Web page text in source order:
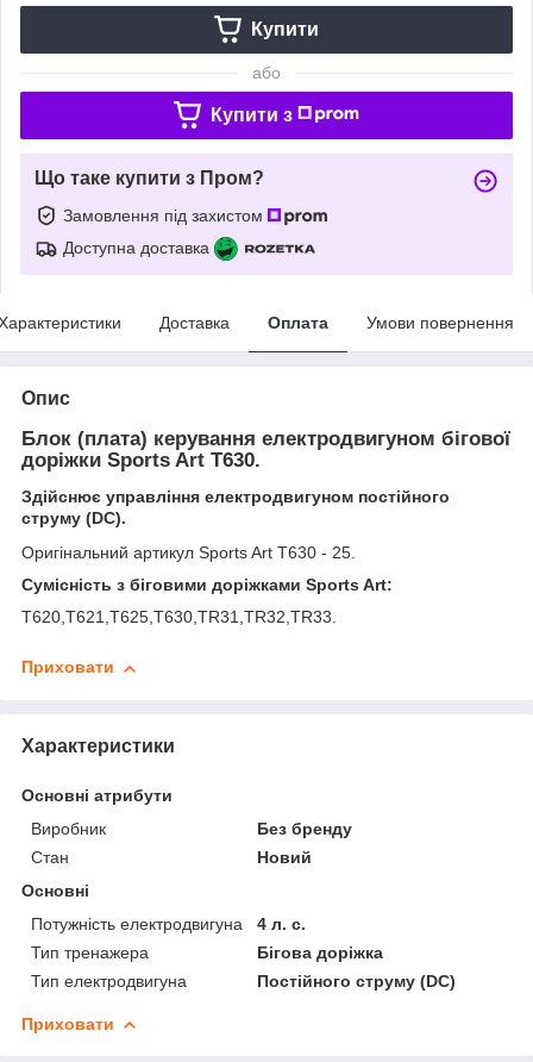
Купити
або
Купити з
Що таке купити з Пром?
Замовлення під захистом
Доступна доставка
Доставка Оплата Умови повернення
Опис
Блок (плата) керування електродвигуном бігової
доріжки Sports Art T630.
Здійснює управління електродвигуном постійного
струму (DC).
Оригінальний артикул Sports Art T630 - 25.
Сумісність з біговими доріжками Sports Art:
T620,T621,T625,T630,TR31,TR32,TR33.
Приховати
Характеристики
Основні атрибути
Виробник
Без бренду
Стан
Новий
Основні
Потужність електродвигуна
4 л. с.
Тип тренажера
Бігова доріжка
Тип електродвигуна
Постійного струму (DC)
Приховати